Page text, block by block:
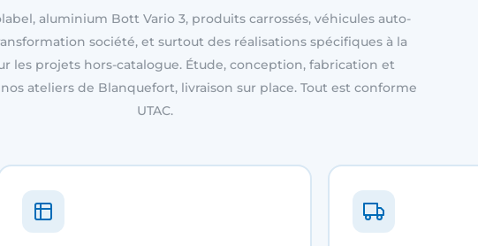
aluminium Bott Vario 3, produits carrossés, véhicules auto-
société, et surtout des réalisations spécifiques à la
les projets hors-catalogue. Étude, conception, fabrication et
ateliers de Blanquefort, livraison sur place. Tout est conforme
UTAC.